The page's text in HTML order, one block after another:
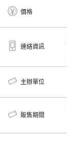
價格
連絡資訊
主辦單位
販售期間